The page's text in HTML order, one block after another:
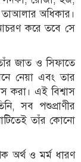
তাআলার অধিকার।
করে তবে সে
জাত ও সিফাতে
নেয়া এবং তার
করা। এই বিশ্বাস
সব পশুপ্রাণীর
তাঁর কোনো
অর্থ ও মর্ম ধারণ